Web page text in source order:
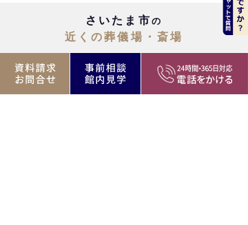
さいたま市 の
近くの葬儀場・斎場
川口市 蕨市
上尾市 越谷市